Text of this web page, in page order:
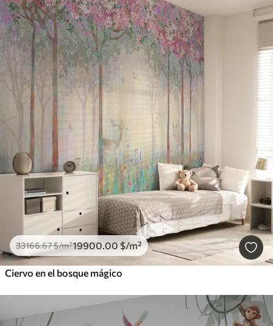
33166.67$/m²19900.00 $/m²
Ciervo en el bosque mágico